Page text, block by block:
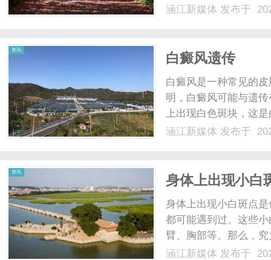
涵江新媒体 发布于
资讯
白癜风遗传
白癜风是一种常见的
明，白癜风可能与遗
上出现白色斑块，这
和生活方式等因素可
涵江新媒体 发布于
资讯
身体上出现小白
身体上出现小白斑点
都可能遇到过。这些
臂、胸部等。那么，
是一些可能的原因：
涵江新媒体 发布于